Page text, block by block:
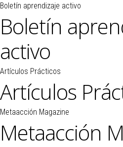
Boletín aprendizaje activo
Boletín
activo
Artículos Prácticos
Artículos
Metaacción Magazine
Metaacción